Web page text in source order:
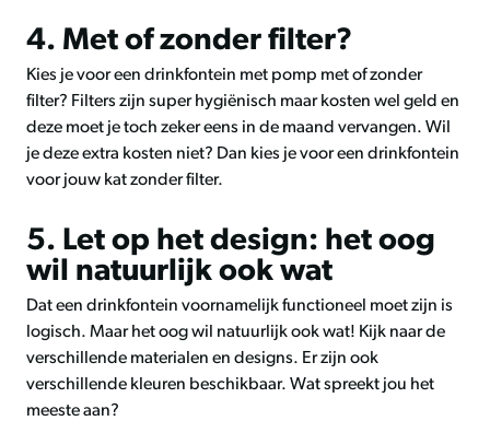
4. Met of zonder filter?
Kies je voor een drinkfontein met pomp met of zonder
filter? Filters zijn super hygiënisch maar kosten wel geld en
deze moet je toch zeker eens in de maand vervangen. Wil
je deze extra kosten niet? Dan kies je voor een drinkfontein
voor jouw kat zonder filter.
5. Let op het design: het oog
wil natuurlijk ook wat
Dat een drinkfontein voornamelijk functioneel moet zijn is
logisch. Maar het oog wil natuurlijk ook wat! Kijk naar de
verschillende materialen en designs. Er zijn ook
verschillende kleuren beschikbaar. Wat spreekt jou het
meeste aan?